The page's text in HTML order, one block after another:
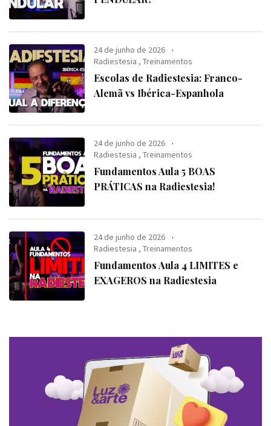
24 de junho de 2026
Radiestesia ,Treinamentos
Escolas de Radiestesia: Franco-
Alemã vs Ibérica-Espanhola
24 de junho de 2026
Radiestesia ,Treinamentos
Fundamentos Aula 5 BOAS
PRÁTICAS na Radiestesia!
24 de junho de 2026
Radiestesia ,Treinamentos
Fundamentos Aula 4 LIMITES e
EXAGEROS na Radiestesia